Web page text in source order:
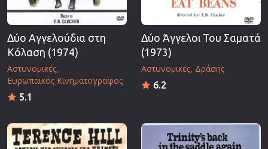
Δύο Αγγελούδια στη
Κόλαση (1974)
Αστυνομικές
Ευρωπαικός Κινηματογράφος
5.1
Δύο Άγγελοι Του Σαματά
(1973)
Αστυνομικές Δράσης
6.2